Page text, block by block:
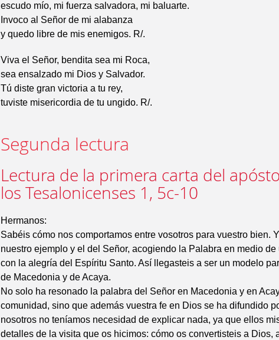
escudo mío, mi fuerza salvadora, mi baluarte.
Invoco al Señor de mi alabanza
y quedo libre de mis enemigos. R/.
Viva el Señor, bendita sea mi Roca,
sea ensalzado mi Dios y Salvador.
Tú diste gran victoria a tu rey,
tuviste misericordia de tu ungido. R/.
Segunda lectura
Lectura de la primera carta del
los Tesalonicenses 1, 5c-10
Hermanos:
Sabéis cómo nos comportamos entre vosotros para vuestro bien.
nuestro ejemplo y el del Señor, acogiendo la Palabra en medio
con la alegría del Espíritu Santo. Así llegasteis a ser un modelo
de Macedonia y de Acaya.
No solo ha resonado la palabra del Señor en Macedonia y en
comunidad, sino que además vuestra fe en Dios se ha difundido
nosotros no teníamos necesidad de explicar nada, ya que ellos
detalles de la visita que os hicimos: cómo os convertisteis a Dios,